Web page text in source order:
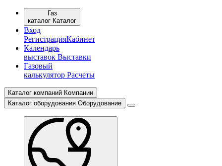
Газ
каталог Каталог
Вход
РегистрацияКабинет
Календарь
выставок Выставки
Газовый
калькулятор Расчеты
Каталог компаний Компании
Каталог оборудования Оборудование